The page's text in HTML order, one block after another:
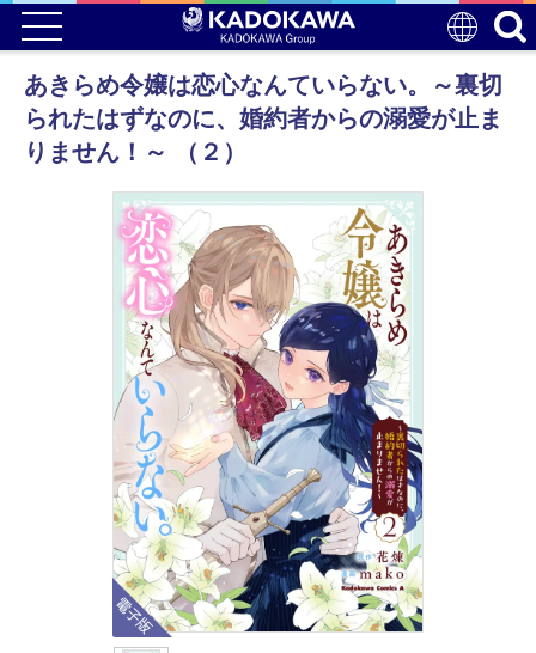
あきらめ令嬢は恋心なんていらない。～裏切
られたはずなのに、婚約者からの溺愛が止ま
りません！～ （２）
電子版